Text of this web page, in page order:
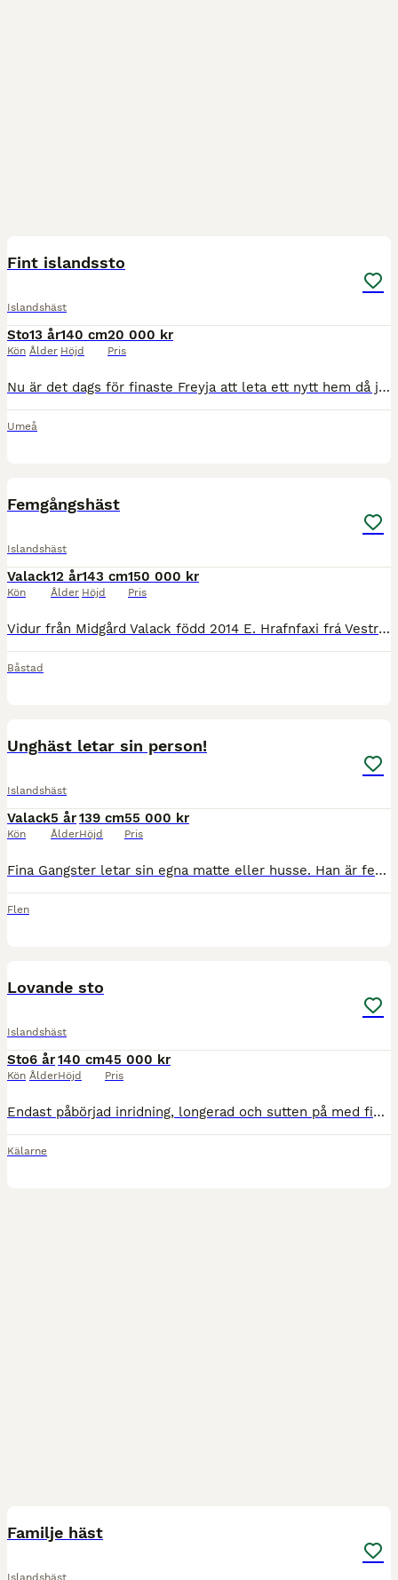
Fint islandssto
Islandshäst
Sto
Kön
13 år
Ålder
140 cm
Höjd
20 000 kr
Pris
Nu är det dags för finaste Freyja att leta ett nytt hem då jag inte har tiden hon förtjänar. Hon är en rolig häst med mycket personlighet. 4-gångare med lätthet att växla mellan gångarterna. Hon är v
Umeå
Femgångshäst
Islandshäst
Valack
Kön
12 år
Ålder
143 cm
Höjd
150 000 kr
Pris
Vidur från Midgård Valack född 2014 E. Hrafnfaxi frá Vestra-Geldgingaholti ELIT premie för avkommor U. Brá frá Þverholtum Färg silversvart, strax över 140 i mankhöjd Vidur är en fantastisk indiv
Båstad
Unghäst letar sin person!
Islandshäst
Valack
Kön
5 år
Ålder
139 cm
Höjd
55 000 kr
Pris
Fina Gangster letar sin egna matte eller husse. Han är fem år, inte inriden så det är tillfälle nu att starta direkt och forma honom som man vill. Han kommer absolut passa till tävlibg eller lyxig rid
Flen
Lovande sto
Islandshäst
Sto
Kön
6 år
Ålder
140 cm
Höjd
45 000 kr
Pris
Endast påbörjad inridning, longerad och sutten på med fint resultat. Fint steg, kan bli fin för tävling/avel. Snäll i hantering och i hagen. Frisk och skadefri. Till salu pga tidsbrist och egen skada
Kälarne
Familje häst
Islandshäst